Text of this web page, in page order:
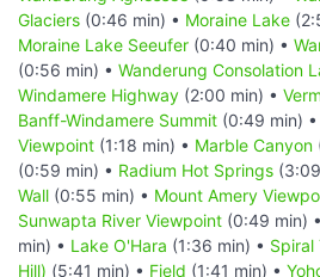
Glaciers (0:46 min) • Moraine Lake
Moraine Lake Seeufer (0:40 min) •
(0:56 min) • Wanderung Consolation
Windamere Highway (2:00 min) •
Banff-Windamere Summit (0:49 min) •
Viewpoint (1:18 min) • Marble Canyon
(0:59 min) • Radium Hot Springs
Wall (0:55 min) • Mount Amery
Sunwapta River Viewpoint (0:49 min) •
min) • Lake O'Hara (1:36 min) • Spiral
Hill) (5:41 min) • Field (1:41 min) •